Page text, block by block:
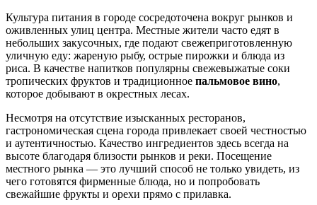
Культура питания в городе сосредоточена вокруг рынков и
оживленных улиц центра. Местные жители часто едят в
небольших закусочных, где подают свежеприготовленную
уличную еду: жареную рыбу, острые пирожки и блюда из
риса. В качестве напитков популярны свежевыжатые соки
тропических фруктов и традиционное пальмовое вино,
которое добывают в окрестных лесах.
Несмотря на отсутствие изысканных ресторанов,
гастрономическая сцена города привлекает своей честностью
и аутентичностью. Качество ингредиентов здесь всегда на
высоте благодаря близости рынков и реки. Посещение
местного рынка — это лучший способ не только увидеть, из
чего готовятся фирменные блюда, но и попробовать
свежайшие фрукты и орехи прямо с прилавка.